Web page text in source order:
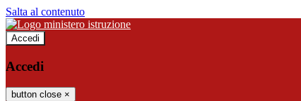
Salta al contenuto
Accedi
Accedi
button close ×